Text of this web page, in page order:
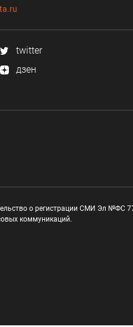
twitter
дзен
о регистрации СМИ Эл №ФС
коммуникаций.